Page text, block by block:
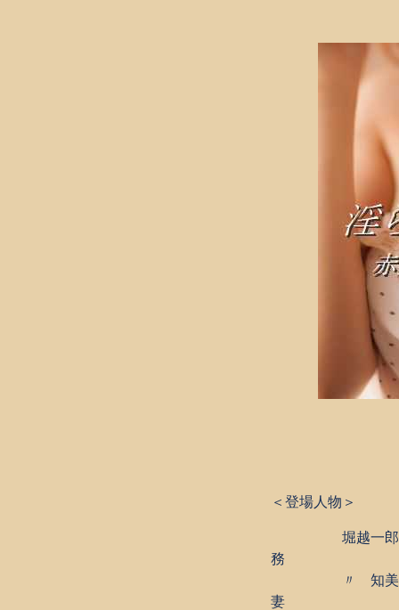
＜登場人物＞
堀越一郎：
務 田辺泰
〃 知美：
妻 〃 直